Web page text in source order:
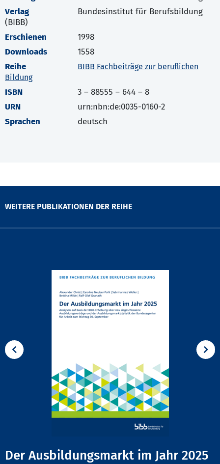
Verlag
Bundesinstitut für Berufsbildung
(BIBB)
Erschienen
1998
Downloads
1558
Reihe
BIBB Fachbeiträge zur beruflichen
Bildung
ISBN
3 – 88555 – 644 – 8
URN
urn:nbn:de:0035-0160-2
Sprachen
deutsch
WEITERE PUBLIKATIONEN DER REIHE
Der Ausbildungsmarkt im Jahr 2025